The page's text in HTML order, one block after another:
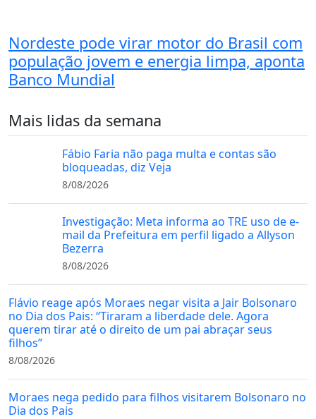
Nordeste pode virar motor do Brasil com
população jovem e energia limpa, aponta
Banco Mundial
Mais lidas da semana
Fábio Faria não paga multa e contas são
bloqueadas, diz Veja
8/08/2026
Investigação: Meta informa ao TRE uso de e-
mail da Prefeitura em perfil ligado a Allyson
Bezerra
8/08/2026
Flávio reage após Moraes negar visita a Jair Bolsonaro
no Dia dos Pais: “Tiraram a liberdade dele. Agora
querem tirar até o direito de um pai abraçar seus
filhos”
8/08/2026
Moraes nega pedido para filhos visitarem Bolsonaro no
Dia dos Pais